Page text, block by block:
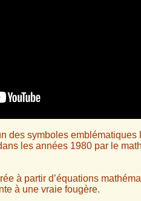
des symboles
les années 1980 par le
à partir d’équations
à une vraie fougère.